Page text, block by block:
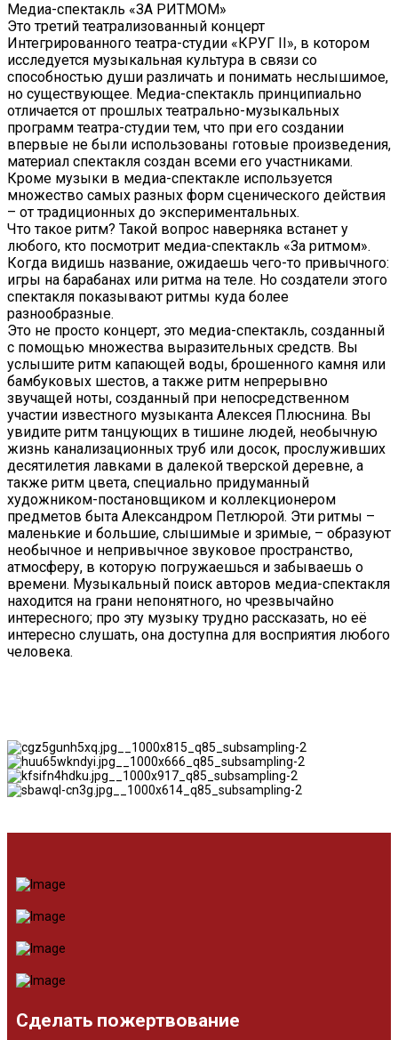
Медиа-спектакль «ЗА РИТМОМ»
Это третий театрализованный концерт
Интегрированного театра-студии «КРУГ II», в котором
исследуется музыкальная культура в связи со
способностью души различать и понимать неслышимое,
но существующее. Медиа-спектакль принципиально
отличается от прошлых театрально-музыкальных
программ театра-студии тем, что при его создании
впервые не были использованы готовые произведения,
материал спектакля создан всеми его участниками.
Кроме музыки в медиа-спектакле используется
множество самых разных форм сценического действия
– от традиционных до экспериментальных.
Что такое ритм? Такой вопрос наверняка встанет у
любого, кто посмотрит медиа-спектакль «За ритмом».
Когда видишь название, ожидаешь чего-то привычного:
игры на барабанах или ритма на теле. Но создатели этого
спектакля показывают ритмы куда более
разнообразные.
Это не просто концерт, это медиа-спектакль, созданный
с помощью множества выразительных средств. Вы
услышите ритм капающей воды, брошенного камня или
бамбуковых шестов, а также ритм непрерывно
звучащей ноты, созданный при непосредственном
участии известного музыканта Алексея Плюснина. Вы
увидите ритм танцующих в тишине людей, необычную
жизнь канализационных труб или досок, прослуживших
десятилетия лавками в далекой тверской деревне, а
также ритм цвета, специально придуманный
художником-постановщиком и коллекционером
предметов быта Александром Петлюрой. Эти ритмы –
маленькие и большие, слышимые и зримые, – образуют
необычное и непривычное звуковое пространство,
атмосферу, в которую погружаешься и забываешь о
времени. Музыкальный поиск авторов медиа-спектакля
находится на грани непонятного, но чрезвычайно
интересного; про эту музыку трудно рассказать, но её
интересно слушать, она доступна для восприятия любого
человека.
Сделать пожертвование